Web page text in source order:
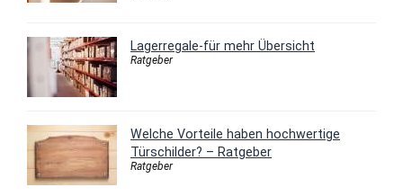
Lagerregale-für mehr Übersicht
Ratgeber
Welche Vorteile haben hochwertige
Türschilder? – Ratgeber
Ratgeber